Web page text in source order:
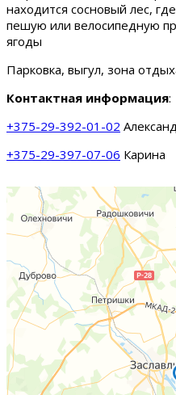
находится сосновый лес,
пешую или велосипедную
ягоды
Парковка, выгул, зона
Контактная информация:
+375-29-392-01-02
+375-29-397-07-06 Карина